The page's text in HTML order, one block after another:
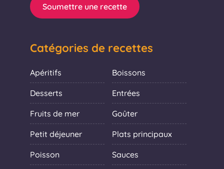
Soumettre une recette
Catégories de recettes
Apéritifs Boissons
Desserts Entrées
Fruits de mer Goûter
Petit déjeuner Plats principaux
Poisson Sauces